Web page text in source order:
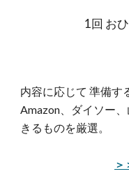
1回 お
内容に応じて 準備す
Amazon
ダイソー
きるものを厳選。
＞